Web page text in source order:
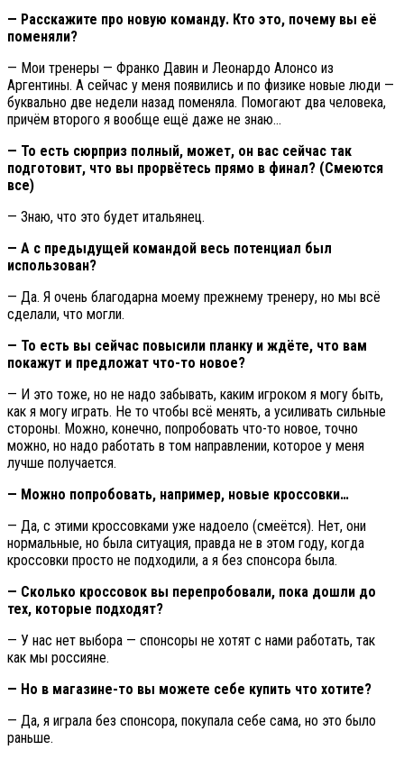
— Расскажите про новую команду. Кто это, почему вы её
поменяли?
— Мои тренеры — Франко Давин и Леонардо Алонсо из
Аргентины. А сейчас у меня появились и по физике новые люди —
буквально две недели назад поменяла. Помогают два человека,
причём второго я вообще ещё даже не знаю…
— То есть сюрприз полный, может, он вас сейчас так
подготовит, что вы прорвётесь прямо в финал? (Смеются
все)
— Знаю, что это будет итальянец.
— А с предыдущей командой весь потенциал был
использован?
— Да. Я очень благодарна моему прежнему тренеру, но мы всё
сделали, что могли.
— То есть вы сейчас повысили планку и ждёте, что вам
покажут и предложат что-то новое?
— И это тоже, но не надо забывать, каким игроком я могу быть,
как я могу играть. Не то чтобы всё менять, а усиливать сильные
стороны. Можно, конечно, попробовать что-то новое, точно
можно, но надо работать в том направлении, которое у меня
лучше получается.
— Можно попробовать, например, новые кроссовки…
— Да, с этими кроссовками уже надоело (смеётся). Нет, они
нормальные, но была ситуация, правда не в этом году, когда
кроссовки просто не подходили, а я без спонсора была.
— Сколько кроссовок вы перепробовали, пока дошли до
тех, которые подходят?
— У нас нет выбора — спонсоры не хотят с нами работать, так
как мы россияне.
— Но в магазине-то вы можете себе купить что хотите?
— Да, я играла без спонсора, покупала себе сама, но это было
раньше.